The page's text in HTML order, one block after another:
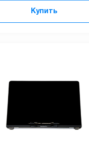
Купить